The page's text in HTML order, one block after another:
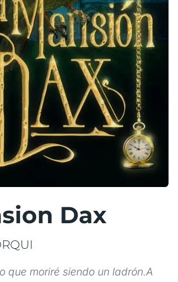
Dax
que moriré siendo un ladrón.A